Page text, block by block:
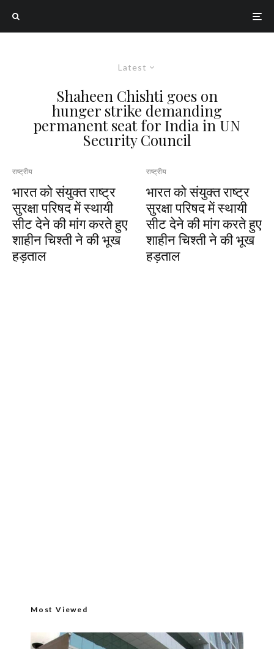
Latest
Shaheen Chishti goes on
hunger strike demanding
permanent seat for India in UN
Security Council
राष्ट्रीय
भारत को संयुक्त राष्ट्र
सुरक्षा परिषद में स्थायी
सीट देने की मांग करते हुए
शाहीन चिश्ती ने की भूख
हड़ताल
राष्ट्रीय
भारत को संयुक्त राष्ट्र
सुरक्षा परिषद में स्थायी
सीट देने की मांग करते हुए
शाहीन चिश्ती ने की भूख
हड़ताल
Most Viewed